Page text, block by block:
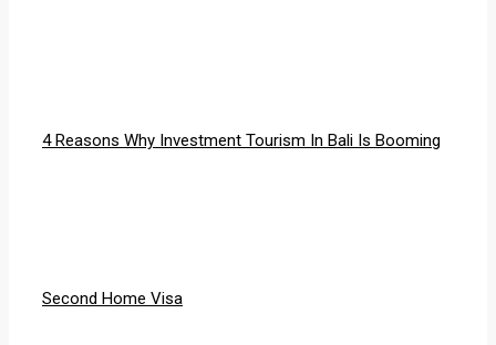
4 Reasons Why Investment Tourism In Bali Is Booming
Second Home Visa